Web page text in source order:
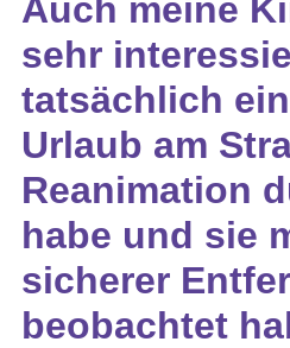
Auch meine
sehr
tatsächlich
Urlaub am
Reanimation
habe und sie
sicherer
beobachtet